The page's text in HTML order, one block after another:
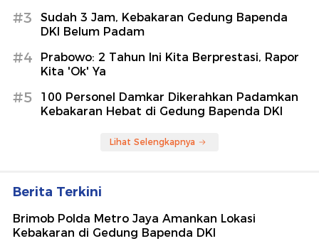
#3
Sudah 3 Jam, Kebakaran Gedung Bapenda
DKI Belum Padam
#4
Prabowo: 2 Tahun Ini Kita Berprestasi, Rapor
Kita 'Ok' Ya
#5
100 Personel Damkar Dikerahkan Padamkan
Kebakaran Hebat di Gedung Bapenda DKI
Lihat Selengkapnya
Berita Terkini
Brimob Polda Metro Jaya Amankan Lokasi
Kebakaran di Gedung Bapenda DKI